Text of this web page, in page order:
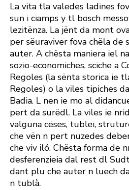
La vita tla valedes ladines
sun i ciamps y tl bosch
lezitënza. La jënt da mont
per sëuraviver fova chëla de
auter. A chësta maniera iel
sozio-economiches, sciche a
Regoles (la sënta storica ie
Regoles) o la viles tipiches
Badia. L nen ie mo al
pert da surëdl. La viles ie
valguna cëses, tublei,
che vën n pert nuzedes
che viv iló. Chësta forma de
desferenzieia dal rest dl
dant plu che auter n luech
n tublà.